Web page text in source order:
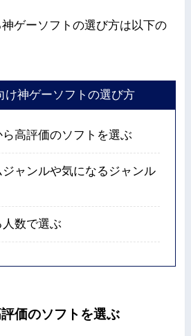
ゲーソフトの選び方は以下の
け神ゲーソフトの選び方
高評価のソフトを選ぶ
ャンルや気になるジャンル
数で選ぶ
価のソフトを選ぶ